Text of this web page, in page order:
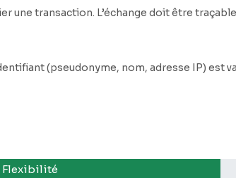
une transaction. L’échange doit être
(pseudonyme, nom, adresse IP) est
Flexibilité